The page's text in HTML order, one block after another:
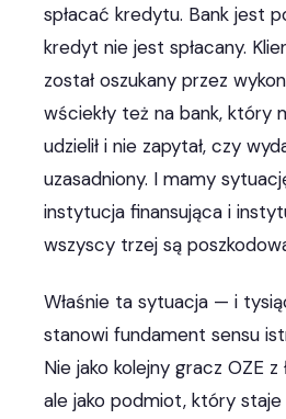
spłacać kredytu. Bank jest
kredyt nie jest spłacany.
został oszukany przez
wściekły też na bank, który
udzielił i nie zapytał, czy
uzasadniony. I mamy
instytucja finansująca i
wszyscy trzej są
Właśnie ta sytuacja — i
stanowi fundament sensu
Nie jako kolejny gracz OZE z
ale jako podmiot, który